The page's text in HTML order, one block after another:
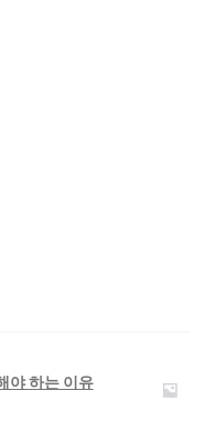
야 하는 이유